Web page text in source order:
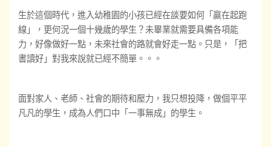
生於這個時代，進入幼稚園的小孩已經在談要如何「贏在起跑
線」，更何況一個十幾歲的學生？未畢業就需要具備各項能
力，好像做好一點，未來社會的路就會好走一點。只是，「把
書讀好」對我來說就已經不簡單。。。
面對家人、老師、社會的期待和壓力，我只想投降，做個平平
凡凡的學生，成為人們口中「一事無成」的學生。